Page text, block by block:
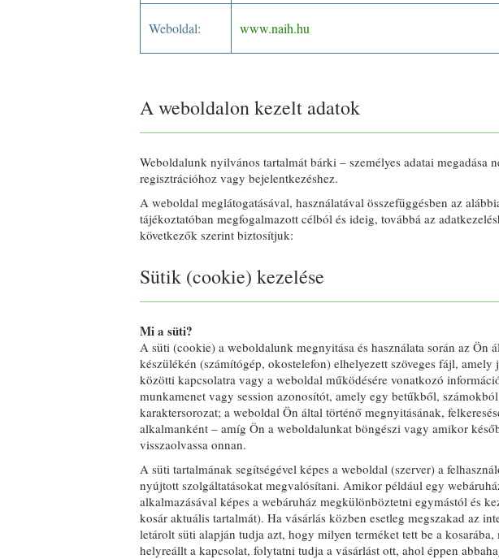
Weboldal: www.naih.hu
A weboldalon kezelt adatok
Weboldalunk nyilvános tartalmát bárki – személyes adatai megadása
regisztrációhoz vagy bejelentkezéshez.
A weboldal meglátogatásával, használatával összefüggésben az
tájékoztatóban megfogalmazott célból és ideig, továbbá az
következők szerint biztosítjuk:
Sütik (cookie) kezelése
Mi a süti?
A süti (cookie) a weboldalunk megnyitása és használata során az Ön
készülékén (számítógép, okostelefon) elhelyezett szöveges fájl,
közötti kapcsolatra vagy a weboldal működésére vonatkozó
munkamenet vagy session azonosítót, amely egy betűkből,
karaktersorozat; a weboldal Ön által történő megnyitásának,
alkalmanként – amíg Ön a weboldalunkat böngészi vagy amikor
visszaolvassa onnan.
A süti tartalmának segítségével képes a weboldal (szerver) a
nyújtott szolgáltatásokat megvalósítani. Amikor például egy
alkalmazásával képes a webáruház megkülönböztetni egymástól és
kosár aktuális tartalmát). Ha vásárlás közben esetleg megszakad az
letárolt süti alapján tudja azt, hogy milyen terméket tett be a
helyreállt a kapcsolat, folytatni tudja a vásárlást ott, ahol éppen